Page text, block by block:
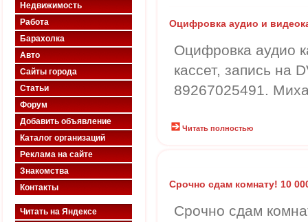
Недвижимость
Работа
Барахолка
Авто
Сайты города
Статьи
Форум
Добавить объявление
Каталог организаций
Реклама на сайте
Знакомства
Контакты
Читать на Яндексе
Оцифровка аудио и
Оцифровка аудио
кассет, запись на
89267025491.
Читать полностью
Срочно сдам комнату! 10
Срочно сдам